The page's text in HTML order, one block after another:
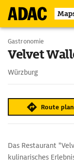
Gastronomie
Velvet
Würzburg
Route
Das Restaurant
kulinarisches